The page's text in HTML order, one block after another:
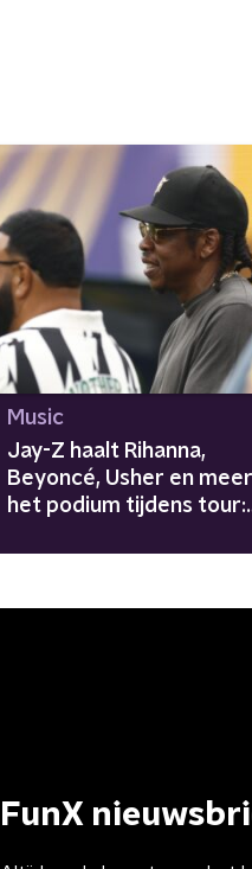
Music
Jay-Z haalt Rihanna,
Beyoncé, Usher en
het podium tijdens tour:
meegenomen"
FunX